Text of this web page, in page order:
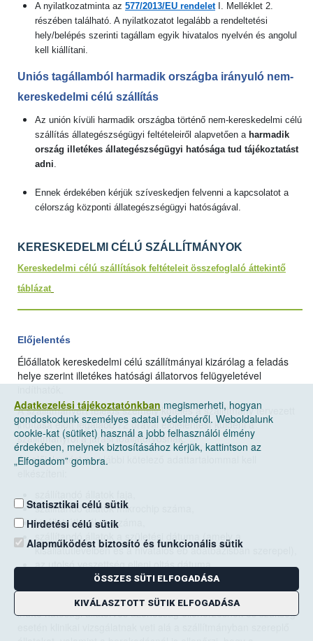
A nyilatkozatminta az 577/2013/EU rendeletI. Melléklet 2.
részében található. A nyilatkozatot legalább a rendeltetési
hely/belépés szerinti tagállam egyik hivatalos nyelvén és angolul
kell kiállítani.
Uniós tagállamból harmadik országba irányuló nem-
kereskedelmi célú szállítás
Az unión kívüli harmadik országba történő nem-kereskedelmi célú
szállítás állategészségügyi feltételeiről alapvetően a harmadik
ország illetékes állategészségügyi hatósága tud tájékoztatást
adni.
Ennek érdekében kérjük szíveskedjen felvenni a kapcsolatot a
célország központi állategészségügyi hatóságával.
KERESKEDELMI CÉLÚ SZÁLLÍTMÁNYOK
Kereskedelmi célú szállítások feltételeit összefoglaló áttekintő
táblázat
Előjelentés
Élőállatok kereskedelmi célú szállítmányai kizárólag a feladás
helye szerint illetékes hatósági állatorvos felügyeletével
A szállítmányért felelős személy köteles a szállítmány tervezett
indítása előtt legalább 72 órával előjelentést küldeni a
szállítmányról a járási főállatorvosnak.
Az előjelentést az alábbi kötelező adattartalommal kell
szállítandó állatok mikrochip száma,
kisállat útlevél sorszáma,
kisállatútlevélben és a hivatalos eb adatbázisban szerepel),
az utolsó veszettség elleni oltás dátuma,
a tenyésztő FELIR azonosítója.
A szállítmány indítását megelőző 48 órán belül a szállítmányt
indító hatósági állatorvos azonosság ellenőrzésnek és szükség
Adatkezelési tájékoztatónkban megismerheti, hogyan
gondoskodunk személyes adatai védelméről. Weboldalunk
cookie-kat (sütiket) használ a jobb felhasználói élmény
érdekében, melynek biztosításához kérjük, kattintson az
„Elfogadom” gombra.
Statisztikai célú sütik
Hirdetési célú sütik
Alapműködést biztosító és funkcionális sütik
ÖSSZES SÜTI ELFOGADÁSA
KIVÁLASZTOTT SÜTIK ELFOGADÁSA